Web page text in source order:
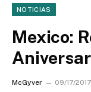
NOTICIAS
Mexico:
McGyver 09/17/2017